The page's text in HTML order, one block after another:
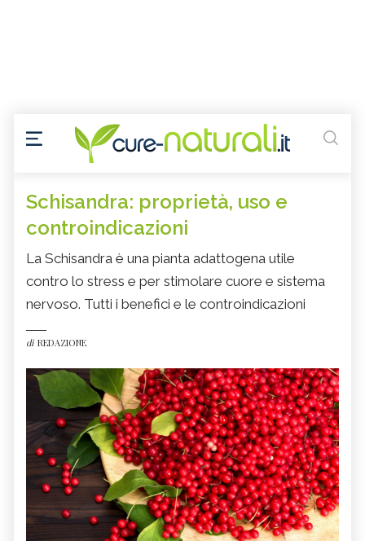
Schisandra: proprietà, uso e
controindicazioni
La Schisandra è una pianta adattogena utile
contro lo stress e per stimolare cuore e sistema
nervoso. Tutti i benefici e le controindicazioni
di REDAZIONE